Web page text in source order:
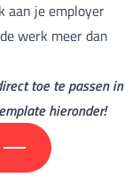
aan je employer
werk meer dan
toe te passen in
hieronder!